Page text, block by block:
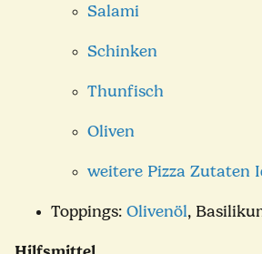
Salami
Schinken
Thunfisch
Oliven
weitere Pizza Zutaten
Toppings: Olivenöl,